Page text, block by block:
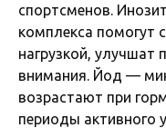
спортсменов.
комплекса помогут
нагрузкой, улучшат
внимания. Йод —
возрастают при
периоды активного